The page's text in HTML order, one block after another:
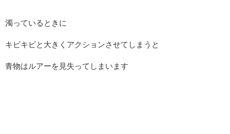
濁っているときに
キビキビと大きくアクションさせてしまうと
青物はルアーを見失ってしまいます